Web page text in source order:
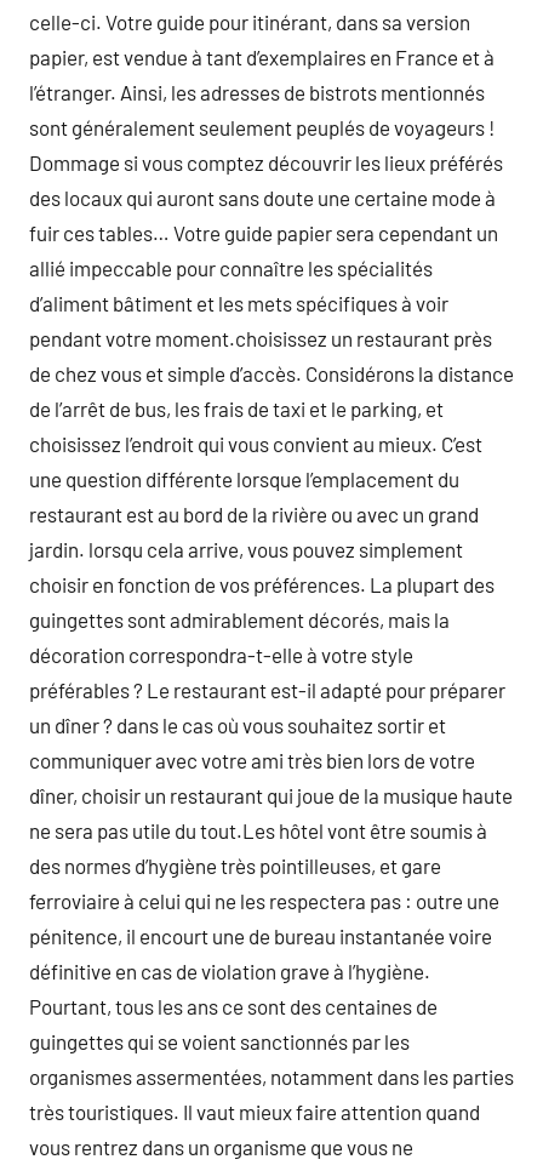
celle-ci. Votre guide pour itinérant, dans sa version
papier, est vendue à tant d’exemplaires en France et à
l’étranger. Ainsi, les adresses de bistrots mentionnés
sont généralement seulement peuplés de voyageurs !
Dommage si vous comptez découvrir les lieux préférés
des locaux qui auront sans doute une certaine mode à
fuir ces tables… Votre guide papier sera cependant un
allié impeccable pour connaître les spécialités
d’aliment bâtiment et les mets spécifiques à voir
pendant votre moment.choisissez un restaurant près
de chez vous et simple d’accès. Considérons la distance
de l’arrêt de bus, les frais de taxi et le parking, et
choisissez l’endroit qui vous convient au mieux. C’est
une question différente lorsque l’emplacement du
restaurant est au bord de la rivière ou avec un grand
jardin. lorsqu cela arrive, vous pouvez simplement
choisir en fonction de vos préférences. La plupart des
guingettes sont admirablement décorés, mais la
décoration correspondra-t-elle à votre style
préférables ? Le restaurant est-il adapté pour préparer
un dîner ? dans le cas où vous souhaitez sortir et
communiquer avec votre ami très bien lors de votre
dîner, choisir un restaurant qui joue de la musique haute
ne sera pas utile du tout.Les hôtel vont être soumis à
des normes d’hygiène très pointilleuses, et gare
ferroviaire à celui qui ne les respectera pas : outre une
pénitence, il encourt une de bureau instantanée voire
définitive en cas de violation grave à l’hygiène.
Pourtant, tous les ans ce sont des centaines de
guingettes qui se voient sanctionnés par les
organismes assermentées, notamment dans les parties
très touristiques. Il vaut mieux faire attention quand
vous rentrez dans un organisme que vous ne